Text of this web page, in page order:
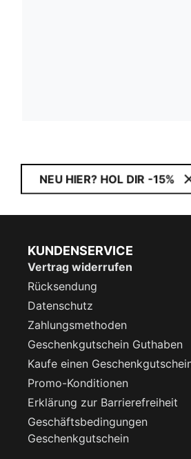
NEU HIER? HOL DIR -15%
KUNDENSERVICE
Vertrag widerrufen
Rücksendung
Datenschutz
Zahlungsmethoden
Geschenkgutschein Guthaben
Kaufe einen
Promo-Konditionen
Erklärung zur Barrierefreiheit
Geschäftsbedingungen
Geschenkgutschein